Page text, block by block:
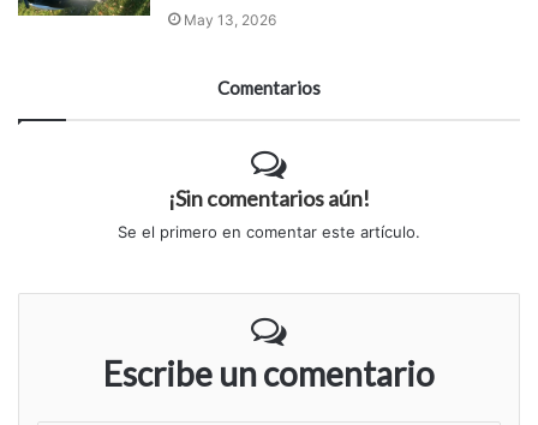
May 13, 2026
Comentarios
¡Sin comentarios aún!
Se el primero en comentar este artículo.
Escribe un comentario